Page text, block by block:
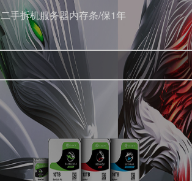
二手拆机服务器内存条/保1年